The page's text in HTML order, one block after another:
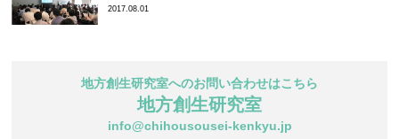
2017.08.01
地方創生研究室へのお問い合わせはこちら
地方創生研究室
info@chihousousei-kenkyu.jp